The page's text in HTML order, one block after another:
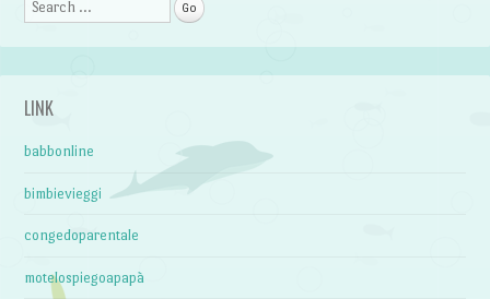
Search
LINK
babbonline
bimbievieggi
congedoparentale
motelospiegoapapà